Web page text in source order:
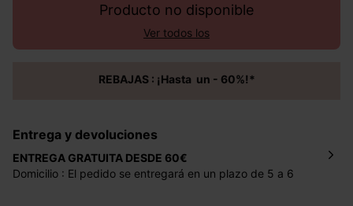
Producto no disponible
Ver todos los
REBAJAS : ¡Hasta un - 60%!*
Entrega y devoluciones
ENTREGA GRATUITA DESDE 60€
Domicilio : El pedido se entregará en un plazo de 5 a 6